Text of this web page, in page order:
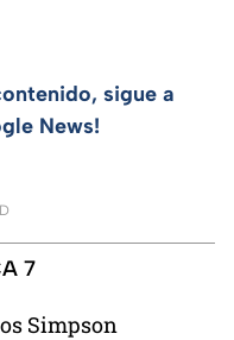
sigue a
News!
7
Simpson